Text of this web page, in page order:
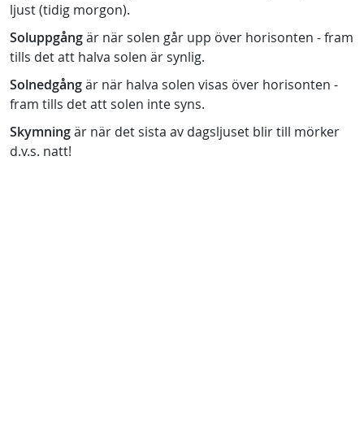
ljust (tidig morgon).
Soluppgångär när solen går upp över horisonten - fram
tills det att halva solen är synlig.
Solnedgångär när halva solen visas över horisonten -
fram tills det att solen inte syns.
Skymningär när det sista av dagsljuset blir till mörker
d.v.s. natt!